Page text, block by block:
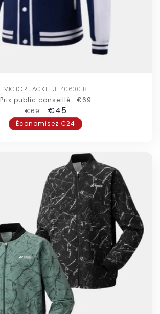
VICTOR JACKET J-40600 B
Prix public conseillé : €69
Prix
habituel
€69
Prix
promotionnel
€45
Économisez €24